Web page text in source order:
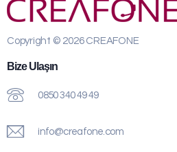
Copyright © 2026 CREAFONE
Bize Ulaşın
0850 340 49 49
info@creafone.com